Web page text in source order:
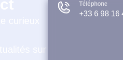
Téléphone
+33 6 98 16